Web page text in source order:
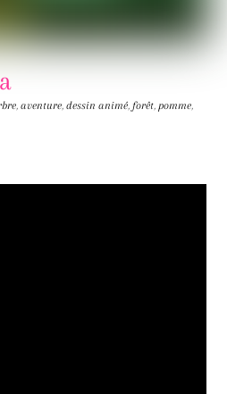
,aventure,dessin animé, forêt,pomme,